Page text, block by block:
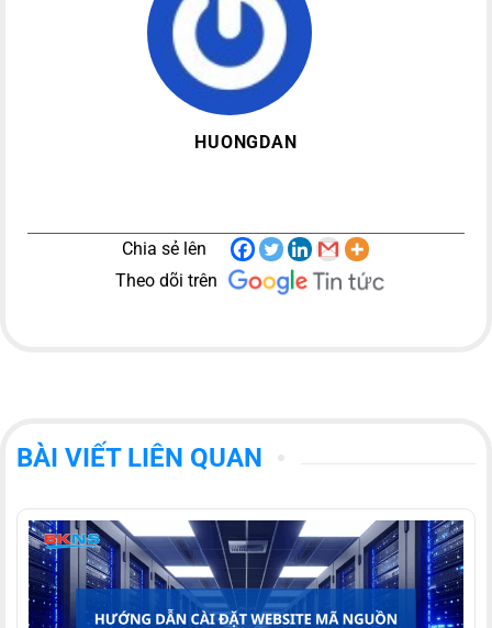
HUONGDAN
Chia sẻ lên
Theo dõi trên
BÀI VIẾT LIÊN QUAN